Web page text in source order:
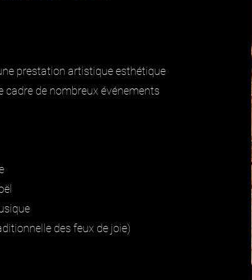
prestation artistique esthétique
cadre de nombreux événements
des feux de joie)